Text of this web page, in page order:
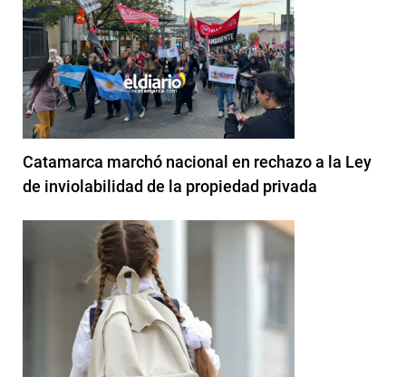
Catamarca marchó nacional en rechazo a la Ley
de inviolabilidad de la propiedad privada